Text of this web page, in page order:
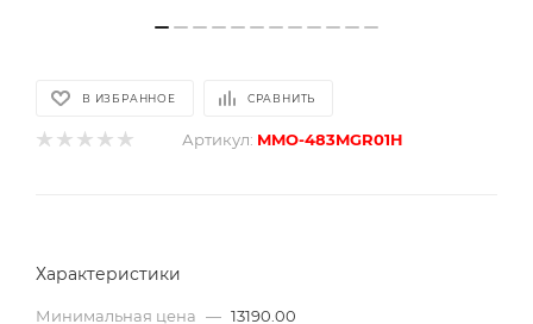
В ИЗБРАННОЕ СРАВНИТЬ
Артикул: MMO-483MGR01H
Характеристики
Минимальная цена — 13190.00